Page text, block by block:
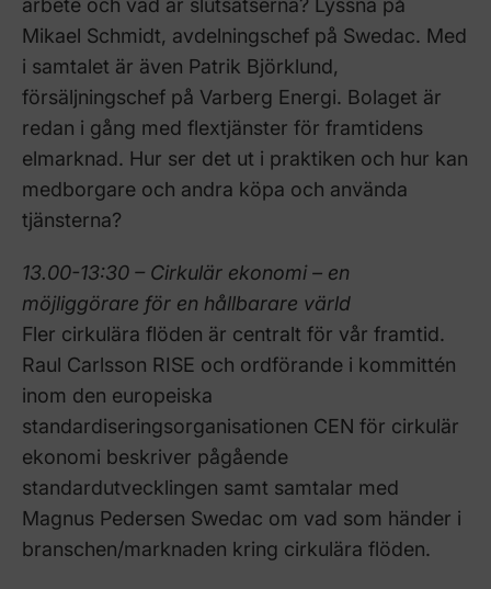
Mikael Schmidt, avdelningschef på Swedac. Med
i samtalet är även Patrik Björklund,
försäljningschef på Varberg Energi. Bolaget är
redan i gång med flextjänster för framtidens
elmarknad. Hur ser det ut i praktiken och hur kan
medborgare och andra köpa och använda
tjänsterna?
13.00-13:30 – Cirkulär ekonomi – en
möjliggörare för en hållbarare värld
Fler cirkulära flöden är centralt för vår framtid.
Raul Carlsson RISE och ordförande i kommittén
inom den europeiska
standardiseringsorganisationen CEN för cirkulär
ekonomi beskriver pågående
standardutvecklingen samt samtalar med
Magnus Pedersen Swedac om vad som händer i
branschen/marknaden kring cirkulära flöden.